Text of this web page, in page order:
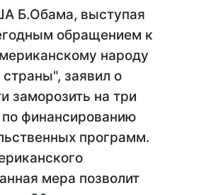
Б.Обама, выступая
обращением к
народу
заявил о
заморозить на три
финансированию
программ.
мера позволит